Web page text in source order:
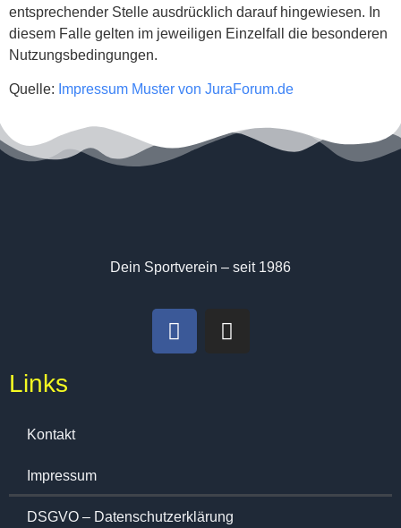
entsprechender Stelle ausdrücklich darauf hingewiesen. In
diesem Falle gelten im jeweiligen Einzelfall die besonderen
Nutzungsbedingungen.
Quelle: Impressum Muster von JuraForum.de
Dein Sportverein – seit 1986
Links
Kontakt
Impressum
DSGVO – Datenschutzerklärung